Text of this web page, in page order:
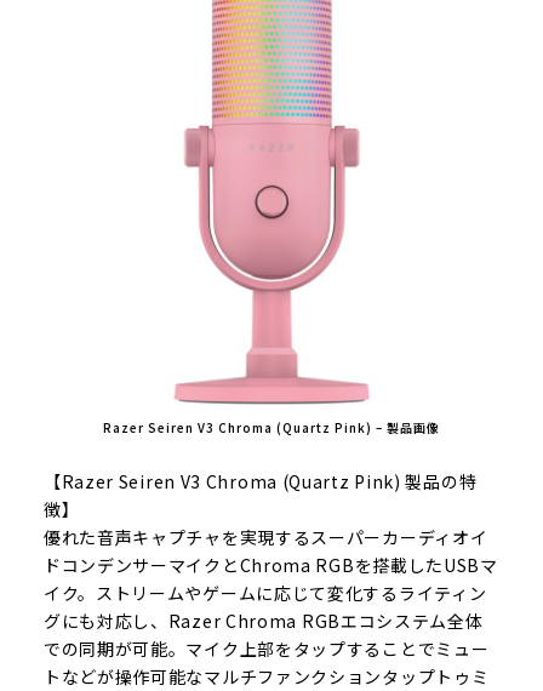
Razer Seiren V3 Chroma (Quartz Pink) – 製品画像
【Razer Seiren V3 Chroma (Quartz Pink) 製品の特
徴】
優れた音声キャプチャを実現するスーパーカーディオイ
ドコンデンサーマイクとChroma RGBを搭載したUSBマ
イク。ストリームやゲームに応じて変化するライティン
グにも対応し、Razer Chroma RGBエコシステム全体
での同期が可能。マイク上部をタップすることでミュー
トなどが操作可能なマルチファンクションタップトゥミ